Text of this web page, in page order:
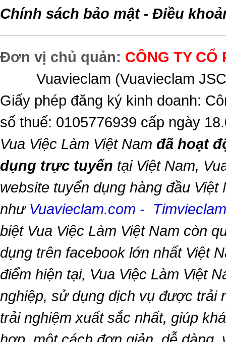
Chính sách bảo mật- Điều
Đơn vị chủ quản: CÔNG TY CỔ
Vuavieclam (Vuavieclam
Giấy phép đăng ký kinh doanh:
số thuế: 0105776939 cấp ngày
Vua Việc Làm Việt Nam đã hoạt
dụng trực tuyến tại Việt Nam,
website tuyển dụng hàng đầu Việt
như Vuavieclam.com -
biệt Vua Việc Làm Việt Nam còn
dụng trên facebook lớn nhất Việt
điểm hiện tại, Vua Việc Làm Việt
nghiệp, sử dụng dịch vụ được trải
trải nghiệm xuất sắc nhất, giúp